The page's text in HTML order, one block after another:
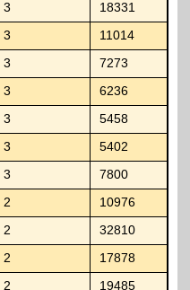
3 18331
3 11014
3 7273
3 6236
3 5458
3 5402
3 7800
2 10976
2 32810
2 17878
2 19485